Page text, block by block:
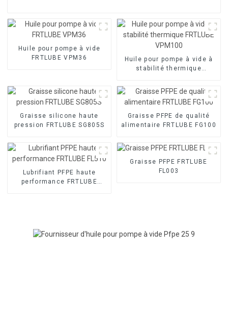
Huile pour pompe à vide
FRTLUBE VPM36
Huile pour pompe à vide à
stabilité thermique
Graisse silicone haute
pression FRTLUBE SG805S
Graisse PFPE de qualité
alimentaire FRTLUBE FG100
Lubrifiant PFPE haute
performance FRTLUBE
Graisse PFPE FRTLUBE
FL003